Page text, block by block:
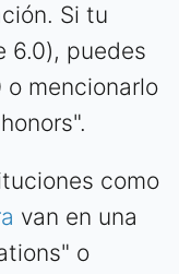
Si tu
6.0), puedes
mencionarlo
como
van en una
o